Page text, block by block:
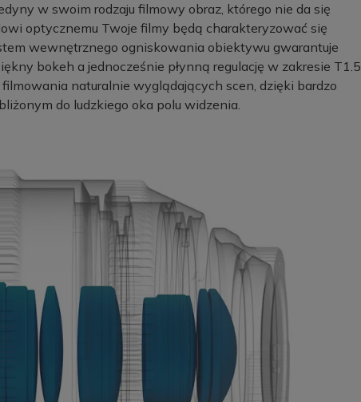
w swoim rodzaju filmowy obraz, którego nie da się
optycznemu Twoje filmy będą charakteryzować się
wewnętrznego ogniskowania obiektywu gwarantuje
bokeh a jednocześnie płynną regulację w zakresie T1.5
naturalnie wyglądających scen, dzięki bardzo
do ludzkiego oka polu widzenia.